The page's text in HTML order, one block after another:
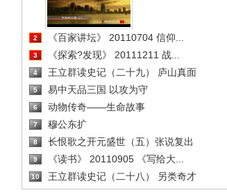
2 《百家讲坛》 20110704 信仰...
3 《探索?发现》 20111211 战...
4 王立群读史记（二十九） 庐山真面
5 易中天品三国 以攻为守
6 动物传奇——生命故事
7 穆公东扩
8 长恨歌之开元盛世（五）张说复出
9 《读书》 20110905 《写给大...
10 王立群读史记（二十八） 另类奇才